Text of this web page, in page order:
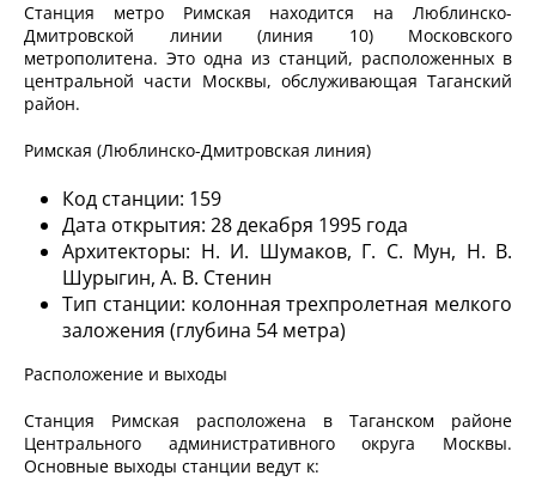
Станция метро Римская находится на Люблинско-
Дмитровской линии (линия 10) Московского
метрополитена. Это одна из станций, расположенных в
центральной части Москвы, обслуживающая Таганский
район.
Римская (Люблинско-Дмитровская линия)
Код станции: 159
Дата открытия: 28 декабря 1995 года
Архитекторы: Н. И. Шумаков, Г. С. Мун, Н. В.
Шурыгин, А. В. Стенин
Тип станции: колонная трехпролетная мелкого
заложения (глубина 54 метра)
Расположение и выходы
Станция Римская расположена в Таганском районе
Центрального административного округа Москвы.
Основные выходы станции ведут к: